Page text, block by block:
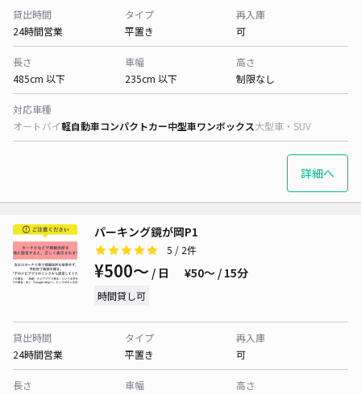
貸出時間
24時間営業
タイプ
平置き
再入庫
可
長さ
485cm 以下
車幅
235cm 以下
高さ
制限なし
対応車種
オートバイ軽自動車コンパクトカー中型車ワンボックス大型車・SUV
詳細へ
パーキング鏡が岡P1
5 / 2件
¥500〜 / 日 ¥50〜 / 15分
時間貸し可
貸出時間
24時間営業
タイプ
平置き
再入庫
可
長さ
車幅
高さ